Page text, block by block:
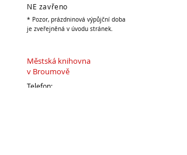
NE zavřeno
* Pozor, prázdninová výpůjční doba
je zveřejněná v úvodu stránek.
Městská knihovna
v Broumově
Telefon: